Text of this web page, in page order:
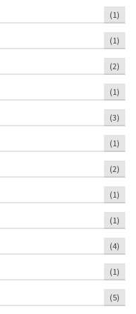
(1)
(1)
(2)
(1)
(3)
(1)
(2)
(1)
(1)
(4)
(1)
(5)